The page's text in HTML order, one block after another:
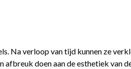
Na verloop van tijd kunnen ze
afbreuk doen aan de esthetiek